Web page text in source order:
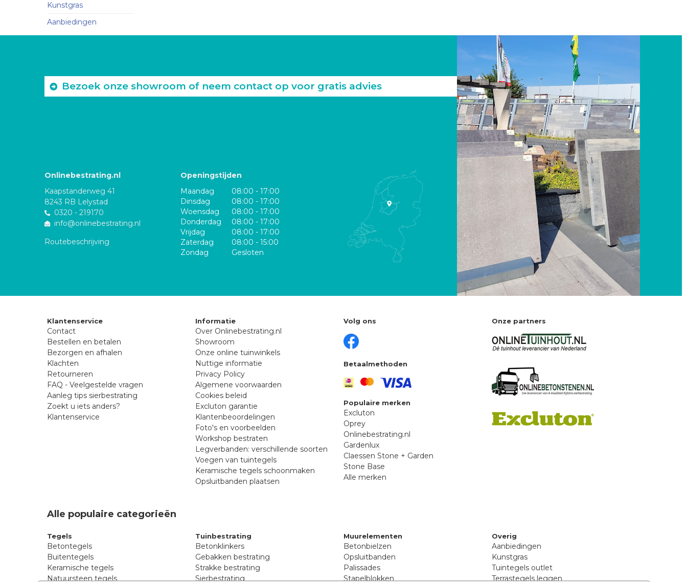
Kunstgras
Aanbiedingen
Bezoek onze showroom of neem contact op voor gratis advies
Onlinebestrating.nl
Kaapstanderweg 41
8243 RB Lelystad
0320 - 219170
info@onlinebestrating.nl
Routebeschrijving
Openingstijden
Maandag
08:00 - 17:00
Dinsdag
08:00 - 17:00
Woensdag
08:00 - 17:00
Donderdag
08:00 - 17:00
Vrijdag
08:00 - 17:00
Zaterdag
08:00 - 15:00
Zondag
Gesloten
Klantenservice
Contact
Bestellen en betalen
Bezorgen en afhalen
Klachten
Retourneren
FAQ - Veelgestelde vragen
Aanleg tips sierbestrating
Zoekt u iets anders?
Klantenservice
Informatie
Over Onlinebestrating.nl
Showroom
Onze online tuinwinkels
Nuttige informatie
Privacy Policy
Algemene voorwaarden
Cookies beleid
Excluton garantie
Klantenbeoordelingen
Foto's en voorbeelden
Workshop bestraten
Legverbanden: verschillende soorten
Voegen van tuintegels
Keramische tegels schoonmaken
Opsluitbanden plaatsen
Volg ons
Betaalmethoden
Populaire merken
Excluton
Oprey
Onlinebestrating.nl
Gardenlux
Claessen Stone + Garden
Stone Base
Alle merken
Onze partners
Alle populaire categorieën
Tegels
Betontegels
Buitentegels
Keramische tegels
Natuursteen tegels
Tuinbestrating
Betonklinkers
Gebakken bestrating
Strakke bestrating
Sierbestrating
Muurelementen
Betonbielzen
Opsluitbanden
Palissades
Stapelblokken
Overig
Aanbiedingen
Kunstgras
Tuintegels outlet
Terrastegels leggen